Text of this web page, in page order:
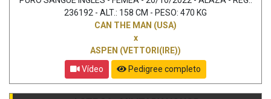
236192 - ALT.: 158 CM - PESO: 470 KG
CAN THE MAN (USA)
x
ASPEN (VETTORI(IRE))
Vídeo
Pedigree completo